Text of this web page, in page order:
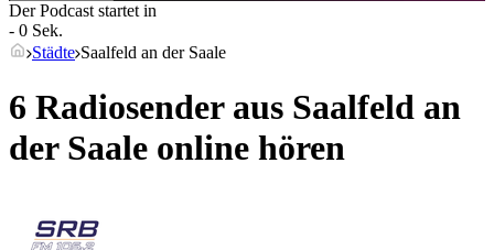
Der Podcast startet in
- 0 Sek.
Städte Saalfeld an der Saale
6 Radiosender aus Saalfeld an
der Saale online hören